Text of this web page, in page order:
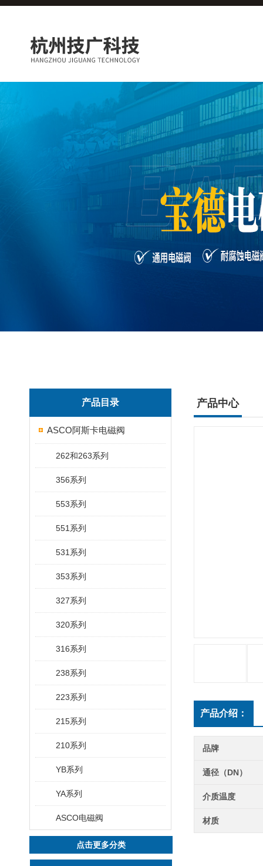
产品目录
ASCO阿斯卡电磁阀
262和263系列
356系列
553系列
551系列
531系列
353系列
327系列
320系列
316系列
238系列
223系列
215系列
210系列
YB系列
YA系列
ASCO电磁阀
点击更多分类
产品中心
产品介绍：
品牌
通径（DN）
介质温度
材质